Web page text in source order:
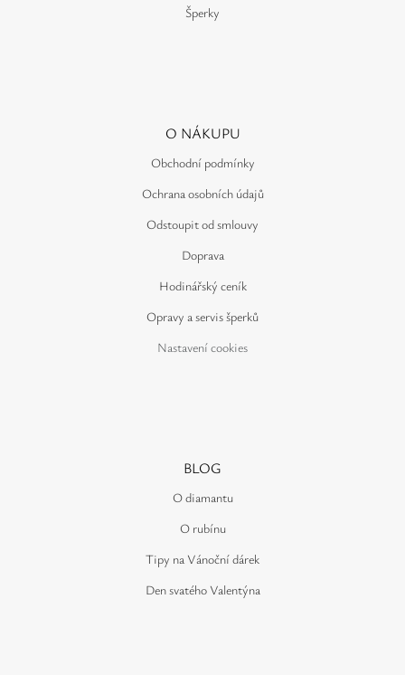
Šperky
O NÁKUPU
Obchodní podmínky
Ochrana osobních údajů
Odstoupit od smlouvy
Doprava
Hodinářský ceník
Opravy a servis šperků
Nastavení cookies
BLOG
O diamantu
O rubínu
Tipy na Vánoční dárek
Den svatého Valentýna